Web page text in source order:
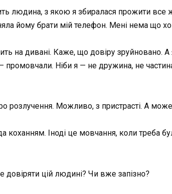
людина, з якою я збиралася прожити все
йому брати мій телефон. Мені нема що
на дивані. Каже, що довіру
промовчали. Ніби я — не дружина, не
розлучення. Можливо, з пристрасті. А
Іноді це мовчання, коли треба
цій людині? Чи вже запізно?